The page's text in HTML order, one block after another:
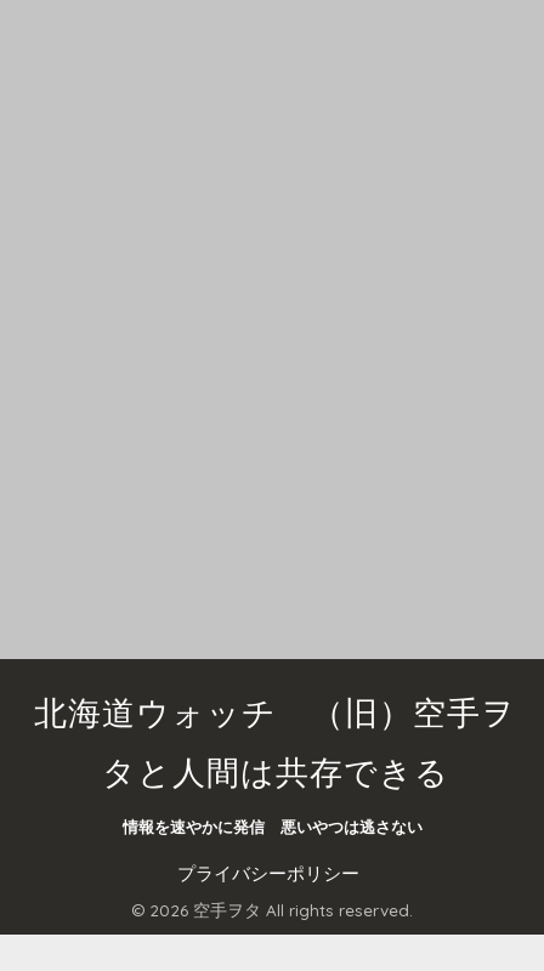
北海道ウォッチ （旧）空手ヲ
タと人間は共存できる
情報を速やかに発信 悪いやつは逃さない
プライバシーポリシー
© 2026 空手ヲタ All rights reserved.